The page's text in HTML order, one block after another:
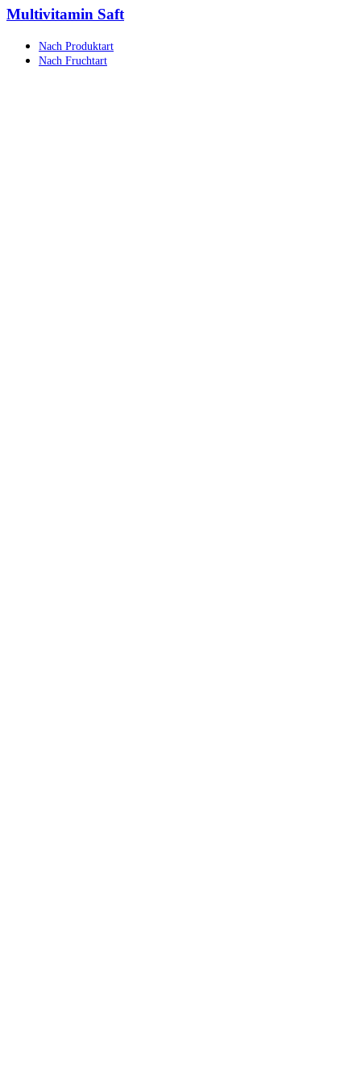
Multivitamin Saft
Nach Produktart
Nach Fruchtart